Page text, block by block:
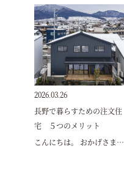
2026.03.26
長野で暮らすための注文住
宅 ５つのメリット
こんにちは。 おかげさま…